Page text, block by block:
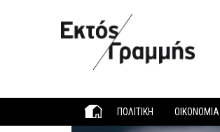
ΠΟΛΙΤΙΚΗ ΟΙΚΟΝΟΜΙΑ